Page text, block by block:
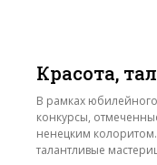
Красота,
В рамках
конкурсы,
ненецким колоритом. 4 апреля в Яр-Сале прибыли самые
талантливые